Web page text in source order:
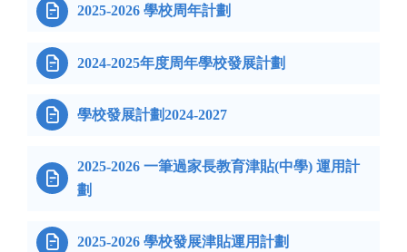
 2025-2026 學校周年計劃
 2024-2025年度周年學校發展計劃
 學校發展計劃2024-2027

2025-2026 一筆過家長教育津貼(中學) 運用計
劃
 2025-2026 學校發展津貼運用計劃